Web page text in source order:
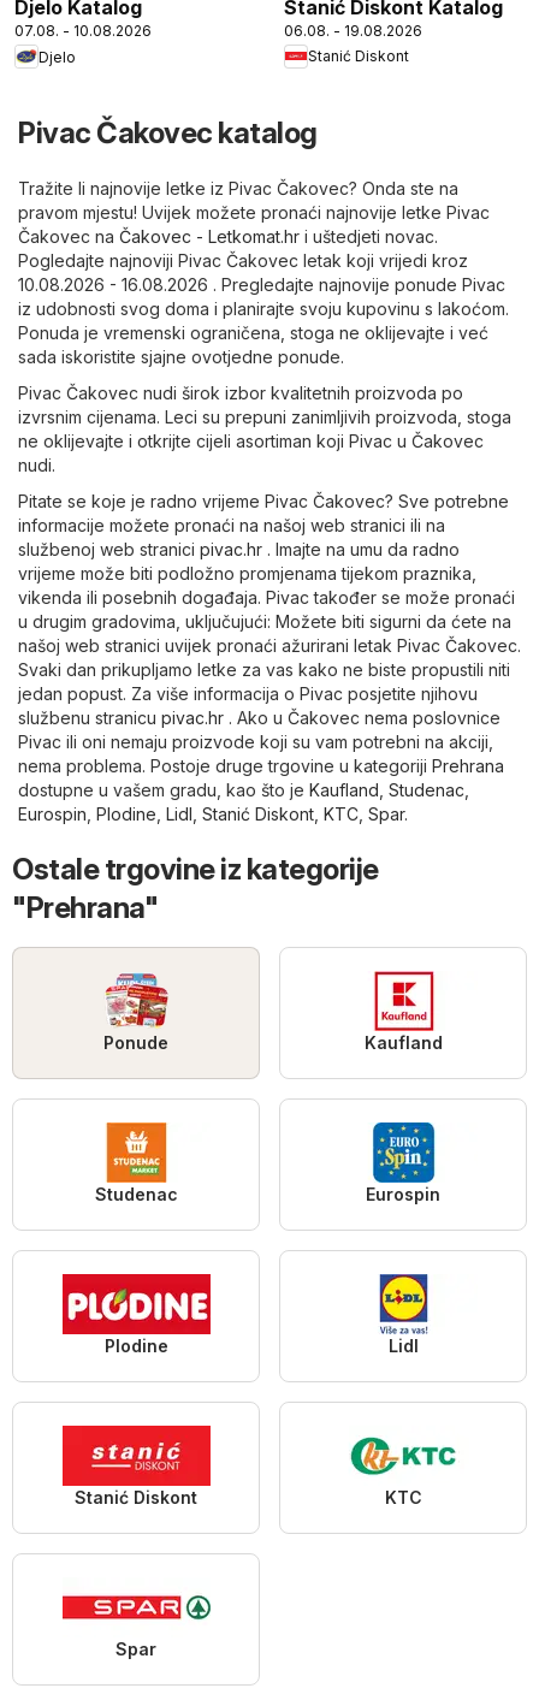
Djelo Katalog
07.08. - 10.08.2026
Djelo
Stanić Diskont Katalog
06.08. - 19.08.2026
Stanić Diskont
Pivac Čakovec katalog
Tražite li najnovije letke iz Pivac Čakovec? Onda ste na
pravom mjestu! Uvijek možete pronaći najnovije letke Pivac
Čakovec na Čakovec - Letkomat.hr i uštedjeti novac.
Pogledajte najnoviji Pivac Čakovec letak koji vrijedi kroz
10.08.2026 - 16.08.2026 . Pregledajte najnovije ponude Pivac
iz udobnosti svog doma i planirajte svoju kupovinu s lakoćom.
Ponuda je vremenski ograničena, stoga ne oklijevajte i već
sada iskoristite sjajne ovotjedne ponude.
Pivac Čakovec nudi širok izbor kvalitetnih proizvoda po
izvrsnim cijenama. Leci su prepuni zanimljivih proizvoda, stoga
ne oklijevajte i otkrijte cijeli asortiman koji Pivac u Čakovec
nudi.
Pitate se koje je radno vrijeme Pivac Čakovec? Sve potrebne
informacije možete pronaći na našoj web stranici ili na
službenoj web stranici pivac.hr . Imajte na umu da radno
vrijeme može biti podložno promjenama tijekom praznika,
vikenda ili posebnih događaja. Pivac također se može pronaći
u drugim gradovima, uključujući: Možete biti sigurni da ćete na
našoj web stranici uvijek pronaći ažurirani letak Pivac Čakovec.
Svaki dan prikupljamo letke za vas kako ne biste propustili niti
jedan popust. Za više informacija o Pivac posjetite njihovu
službenu stranicu pivac.hr . Ako u Čakovec nema poslovnice
Pivac ili oni nemaju proizvode koji su vam potrebni na akciji,
nema problema. Postoje druge trgovine u kategoriji Prehrana
dostupne u vašem gradu, kao što je Kaufland Studenac
Eurospin Plodine Lidl Stanić Diskont KTC Spar.
Ostale trgovine iz kategorije
"Prehrana"
Ponude Kaufland
Studenac Eurospin
Plodine Lidl
Stanić Diskont KTC
Spar